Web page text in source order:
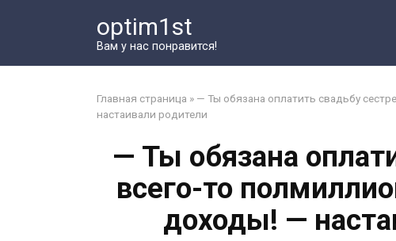
optim1st
Вам у нас понравится!
Главная страница » — Ты обязана оплатить свадьбу
настаивали родители
— Ты обязана
всего-то
доходы! —